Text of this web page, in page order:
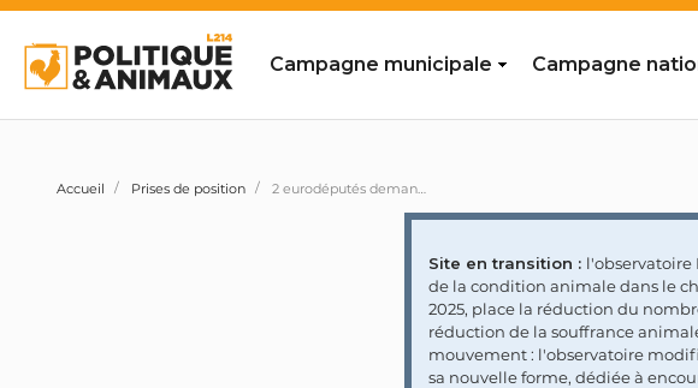
Campagne municipale Campagne
Accueil Prises de position 2 eurodéputés demandent à la Commission de veiller à ce qu'aucun primate sauvage capturé ne soit importé depuis Maurice vers l'Europe à des fins de recherche scientifique
Site en transition : l'observatoire
de la condition animale dans le
2025, place la réduction du
réduction de la souffrance
mouvement : l'observatoire
sa nouvelle forme, dédiée à